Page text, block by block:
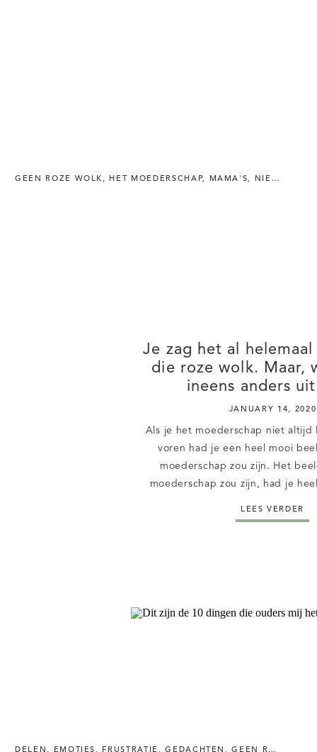
GEEN ROZE WOLK , HET MOEDERSCHAP, MAMA'S, NIEUWBAKKEN MOEDER
Je zag het al
die roze wolk. Maar,
ineens anders
JANUARY 14, 2020
Als je het moederschap niet altijd
voren had je een heel mooi
moederschap zou zijn. Het
moederschap zou zijn, had je
op de bank, helemaal op een
LEES VERDER
DELEN , EMOTIES , FRUSTRATIE ,GEDACHTEN ,GEEN ROZE WOLK